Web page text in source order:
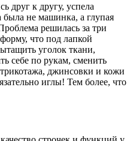
друг к другу, успела
была не машинка, а глупая
решилась за три
что под лапкой
уголок ткани,
себе по рукам, сменить
джинсовки и кожи
иглы! Тем более, что